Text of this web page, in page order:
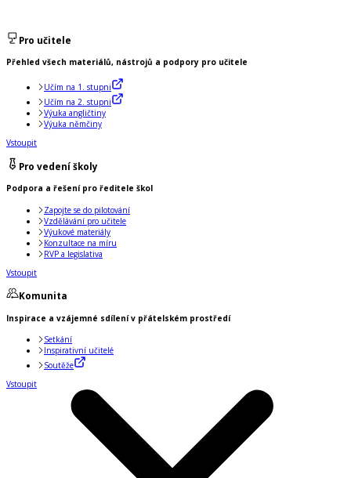
Pro učitele
Přehled všech materiálů, nástrojů a podpory pro učitele
Učím na 1. stupni
Učím na 2. stupni
Výuka angličtiny
Výuka němčiny
Vstoupit
Pro vedení školy
Podpora a řešení pro ředitele škol
Zapojte se do pilotování
Vzdělávání pro učitele
Výukové materiály
Konzultace na míru
RVP a legislativa
Vstoupit
Komunita
Inspirace a vzájemné sdílení v přátelském prostředí
Setkání
Inspirativní učitelé
Soutěže
Vstoupit